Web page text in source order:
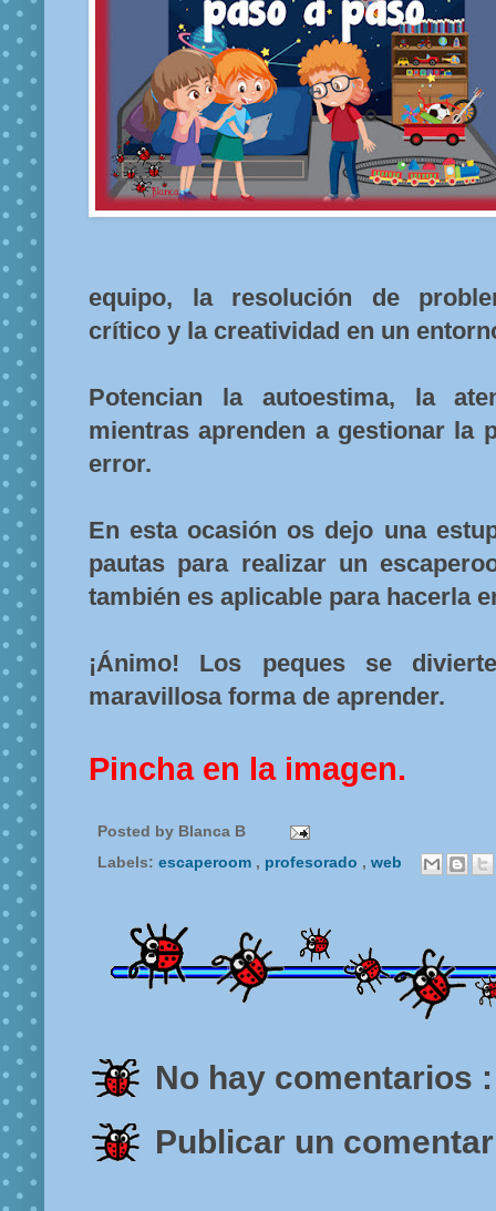
equipo, la resolución de
crítico y la creatividad en un
Potencian la autoestima, la
mientras aprenden a gestionar la
error.
En esta ocasión os dejo una
pautas para realizar un
también es aplicable para hacerla
¡Ánimo! Los peques se
maravillosa forma de aprender.
Pincha en la imagen.
Posted by Blanca B
Labels: escaperoom , profesorado , web
No hay comentarios :
Publicar un